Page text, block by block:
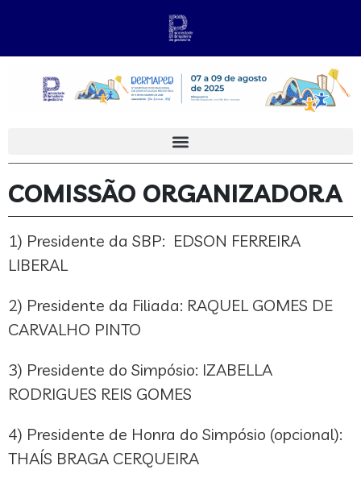
COMISSÃO ORGANIZADORA
1) Presidente da SBP: EDSON FERREIRA
LIBERAL
2) Presidente da Filiada: RAQUEL GOMES DE
CARVALHO PINTO
3) Presidente do Simpósio: IZABELLA
RODRIGUES REIS GOMES
4) Presidente de Honra do Simpósio (opcional):
THAÍS BRAGA CERQUEIRA